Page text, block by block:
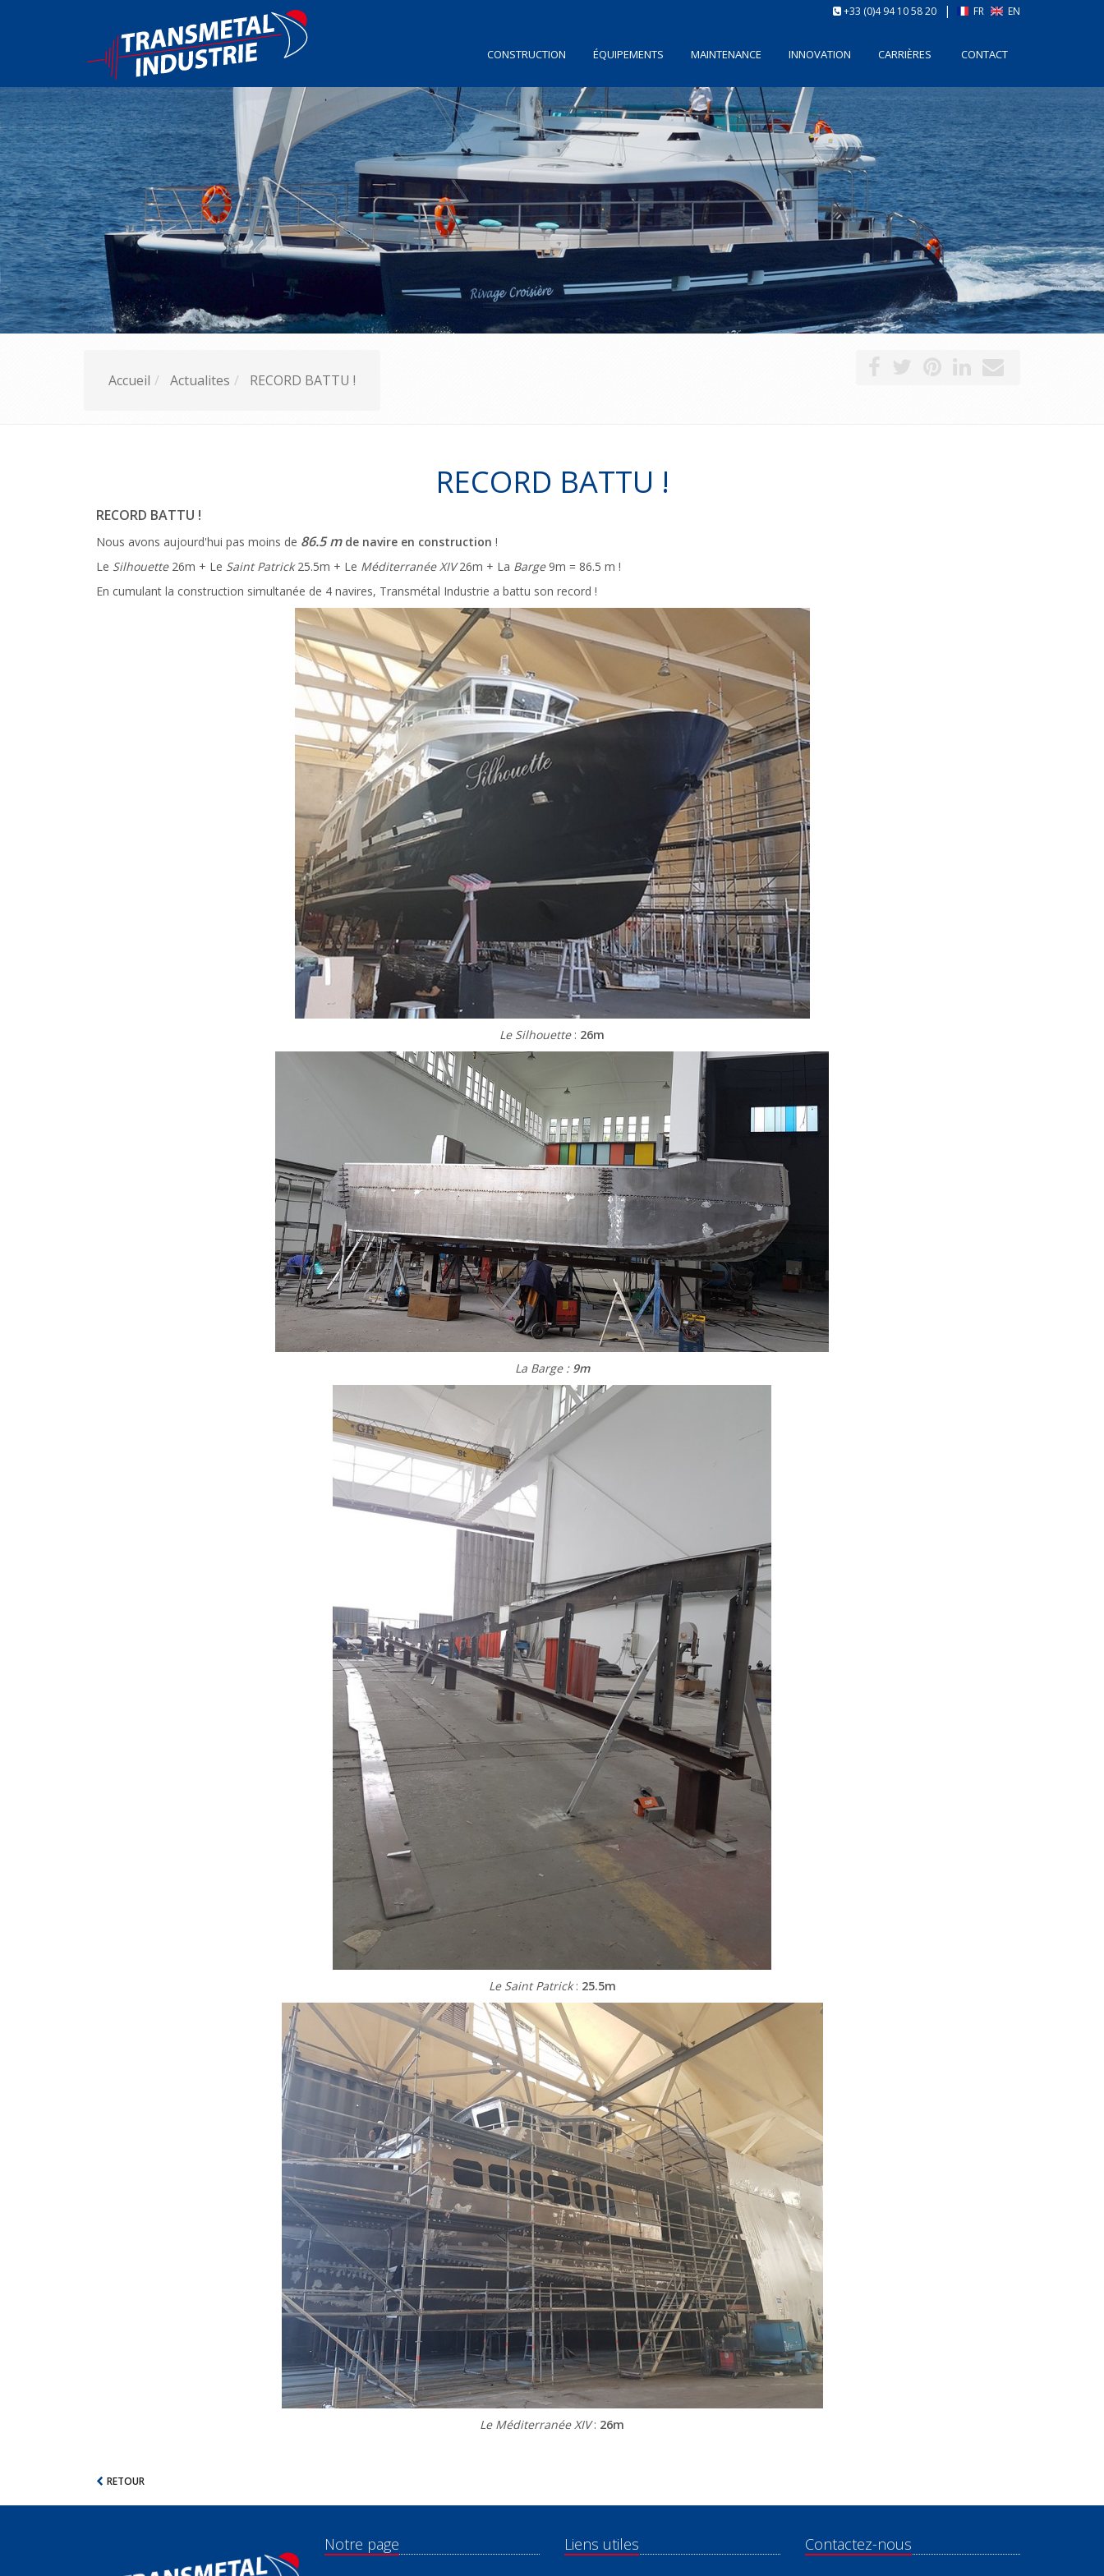
+33 (0)4 94 10 58 20 | FR EN
CONSTRUCTION ÉQUIPEMENTS MAINTENANCE INNOVATION CARRIÈRES CONTACT
Accueil Actualites RECORD BATTU !
RECORD BATTU !
RECORD BATTU !
Nous avons aujourd'hui pas moins de 86.5 mde navire en construction !
Le Silhouette26m + Le Saint Patrick25.5m + Le Méditerranée XIV26m + La Barge9m = 86.5 m !
En cumulant la construction simultanée de 4 navires, Transmétal Industrie a battu son record !
Le Silhouette: 26m
La Barge : 9m
Le Saint Patrick: 25.5m
Le Méditerranée XIV: 26m
RETOUR
Notre page Liens utiles Contactez-nous